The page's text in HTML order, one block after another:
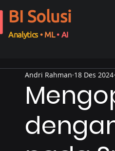
BI Solusi
Analytics • ML• AI
Andri Rahman 18 Des 2024